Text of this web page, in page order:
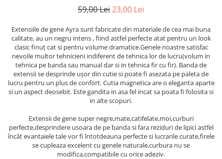
59,00 Lei23,00 Lei
Extensiile de gene Ayra sunt fabricate din materiale de cea mai buna
calitate, au un negru intens , fiind astfel perfecte atat pentru un look
clasic finuț cat si pentru volume dramatice.Genele noastre satisfac
nevoile multor tehnicieni indiferent de tehnica lor de lucru(volum in
tehnica pe banda sau manual dar si in tehnica fir cu fir). Banda de
extensii se desprinde ușor din cutie si poate fi asezata pe paleta de
lucru pentru un plus de confort. Cutia magnetica are o eleganta aparte
si un aspect deosebit. Este gandita in asa fel incat sa poata fi folosita si
in alte scopuri.
Extensii de gene super negre,mate,catifelate,moi,curburi
perfecte,desprindere usoara de pe banda si fara reziduri de lipici astfel
încât evantaiele tale vor fi întotdeauna perfecte si lucrarile curate,firele
se cupleaza excelent cu genele naturale,curbura nu se
modifica,compatibile cu orice adeziv.